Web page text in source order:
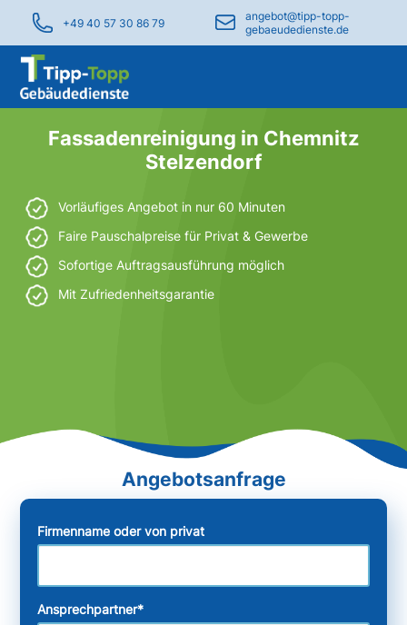
+49 40 57 30 86 79
angebot@tipp-topp-
gebaeudedienste.de
Fassadenreinigung in Chemnitz
Stelzendorf
Vorläufiges Angebot in nur 60 Minuten
Faire Pauschalpreise für Privat & Gewerbe
Sofortige Auftragsausführung möglich
Mit Zufriedenheitsgarantie
Firmenname oder von privat
Ansprechpartner*